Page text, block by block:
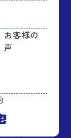
お客様の
声